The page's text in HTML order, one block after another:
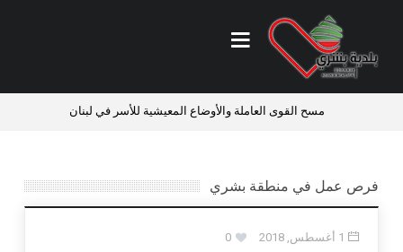
مسح القوى العاملة والأوضاع المعيشية للأسر في لبنان
فرص عمل في منطقة بشري
1 أغسطس, 2018 0